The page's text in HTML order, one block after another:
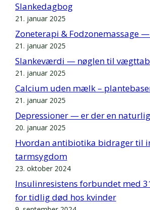
Slankedagbog
21. januar 2025
Zoneterapi & Fodzonemassage
21. januar 2025
Slankeværdi — nøglen til vægttab
21. januar 2025
Calcium uden mælk –
21. januar 2025
Depressioner — er der en
20. januar 2025
Hvordan antibiotika bidrager til
tarmsygdom
23. oktober 2024
Insulinresistens forbundet med
for tidlig død hos kvinder